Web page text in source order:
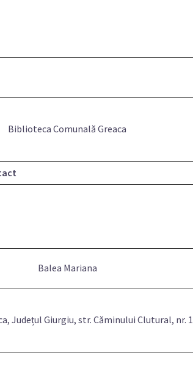
Biblioteca Comunală Greaca
Balea Mariana
Județul Giurgiu, str. Căminului Clutural, nr. 1